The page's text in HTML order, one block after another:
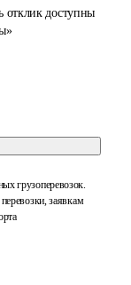
отклик доступны
грузоперевозок.
заявкам